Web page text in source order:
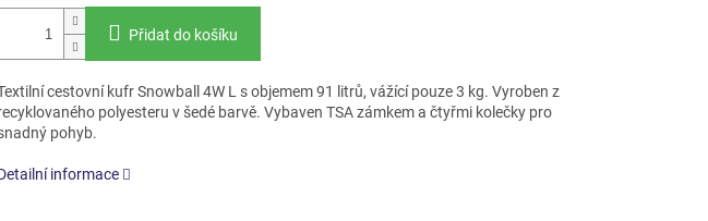
Přidat do košíku
cestovní kufr Snowball 4W L s objemem 91 litrů, vážící pouze 3 kg. Vyroben z
polyesteru v šedé barvě. Vybaven TSA zámkem a čtyřmi kolečky pro
pohyb.
informace